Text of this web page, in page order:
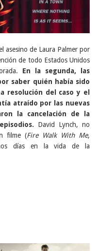
asesino de Laura Palmer por
de todo Estados Unidos
En la segunda, las
saber quién había sido
resolución del caso y el
atraído por las nuevas
la cancelación de la
David Lynch, no
filme (Fire Walk With Me,
días en la vida de la